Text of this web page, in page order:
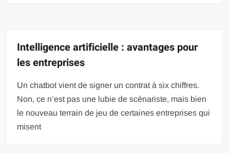
Intelligence artificielle : avantages pour
les entreprises
Un chatbot vient de signer un contrat à six chiffres.
Non, ce n’est pas une lubie de scénariste, mais bien
le nouveau terrain de jeu de certaines entreprises qui
misent